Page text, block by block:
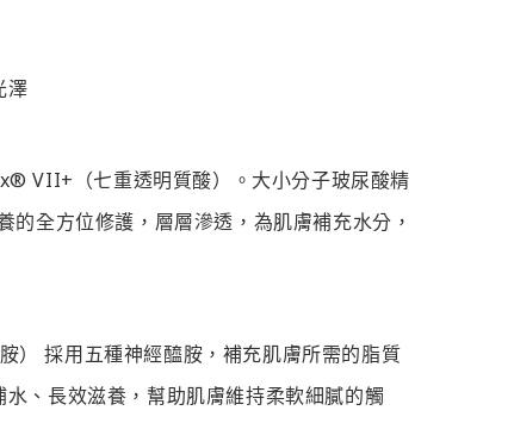
澤
VII+（七重透明質酸）。大小分子玻尿酸精
全方位修護，層層滲透，為肌膚補充水分，
） 採用五種神經醯胺，補充肌膚所需的脂質
、長效滋養，幫助肌膚維持柔軟細膩的觸